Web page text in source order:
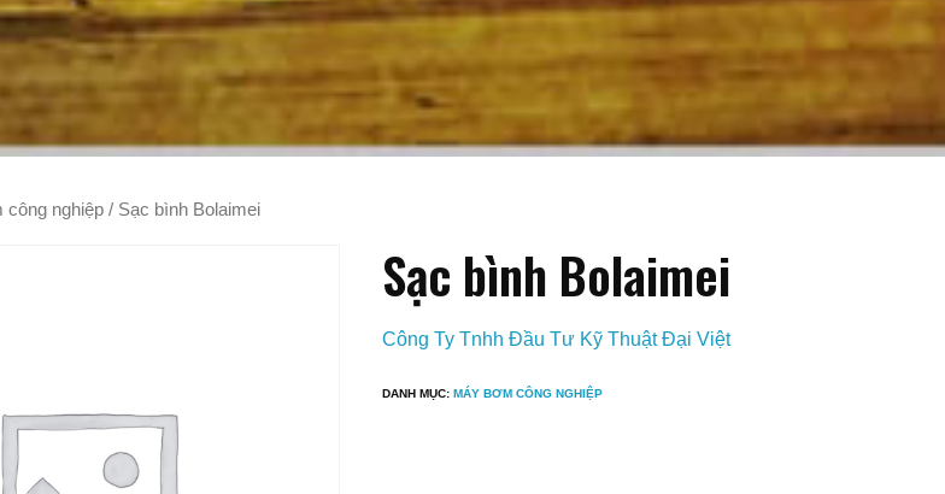
công nghiệp / Sạc bình Bolaimei
Sạc bình Bolaimei
Công Ty Tnhh Đầu Tư Kỹ Thuật Đại Việt
DANH MỤC: MÁY BƠM CÔNG NGHIỆP